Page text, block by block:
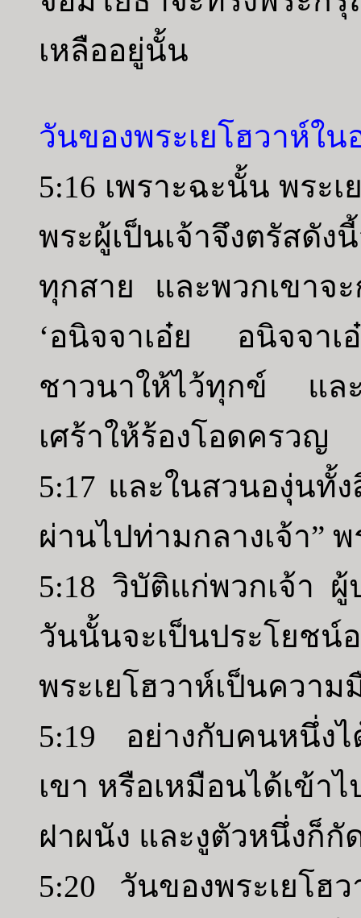
เหลืออยู่นั้น
วันของพระเยโฮวาห์ใ
5:16 เพราะฉะนั้น พระ
พระผู้เป็นเจ้าจึงตรัสดั
ทุกสาย และพวกเขาจ
‘อนิจจาเอ๋ย อนิจจาเ
ชาวนาให้ไว้ทุกข์ แล
เศร้าให้ร้องโอดครวญ
5:17 และในสวนองุ่นทั้ง
ผ่านไปท่ามกลางเจ้า”
5:18 วิบัติแก่พวกเจ้า ผู้
วันนั้นจะเป็นประโยช
พระเยโฮวาห์เป็นควา
5:19 อย่างกับคนหนึ่ง
เขา หรือเหมือนได้เข้า
ฝาผนัง และงูตัวหนึ่งก็กั
5:20 วันของพระเยโฮ